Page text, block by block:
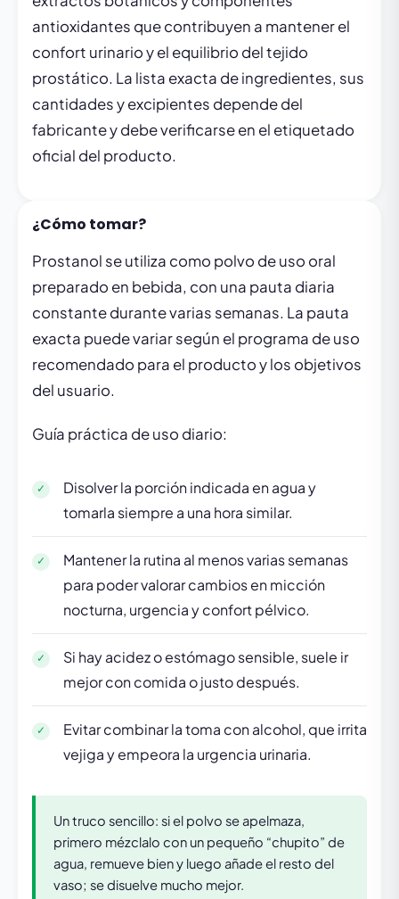
antioxidantes que contribuyen a mantener el
confort urinario y el equilibrio del tejido
prostático. La lista exacta de ingredientes, sus
cantidades y excipientes depende del
fabricante y debe verificarse en el etiquetado
oficial del producto.
¿Cómo tomar?
Prostanol se utiliza como polvo de uso oral
preparado en bebida, con una pauta diaria
constante durante varias semanas. La pauta
exacta puede variar según el programa de uso
recomendado para el producto y los objetivos
del usuario.
Guía práctica de uso diario:
Disolver la porción indicada en agua y
tomarla siempre a una hora similar.
Mantener la rutina al menos varias semanas
para poder valorar cambios en micción
nocturna, urgencia y confort pélvico.
Si hay acidez o estómago sensible, suele ir
mejor con comida o justo después.
Evitar combinar la toma con alcohol, que irrita
vejiga y empeora la urgencia urinaria.
Un truco sencillo: si el polvo se apelmaza,
primero mézclalo con un pequeño “chupito” de
agua, remueve bien y luego añade el resto del
vaso; se disuelve mucho mejor.